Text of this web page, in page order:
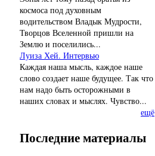
космоса под духовным
водительством Владык Мудрости,
Творцов Вселенной пришли на
Землю и поселились...
Луиза Хей. Интервью
Каждая наша мысль, каждое наше
слово создает наше будущее. Так что
нам надо быть осторожными в
наших словах и мыслях. Чувство...
ещё
Последние материалы